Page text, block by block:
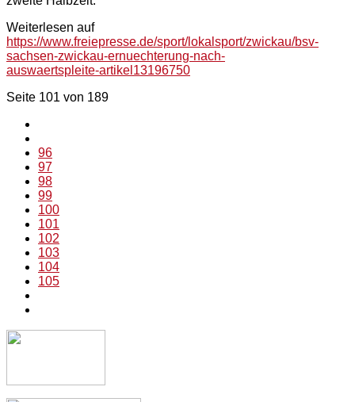
Weiterlesen auf
https://www.freiepresse.de/sport/lokalsport/zwickau/bsv-
sachsen-zwickau-ernuechterung-nach-
auswaertspleite-artikel13196750
Seite 101 von 189
96
97
98
99
100
101
102
103
104
105